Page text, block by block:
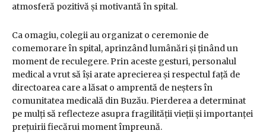
atmosferă pozitivă și motivantă în spital.
Ca omagiu, colegii au organizat o ceremonie de
comemorare în spital, aprinzând lumânări și ținând un
moment de reculegere. Prin aceste gesturi, personalul
medical a vrut să își arate aprecierea și respectul față de
directoarea care a lăsat o amprentă de neșters în
comunitatea medicală din Buzău. Pierderea a determinat
pe mulți să reflecteze asupra fragilității vieții și importanței
prețuirii fiecărui moment împreună.